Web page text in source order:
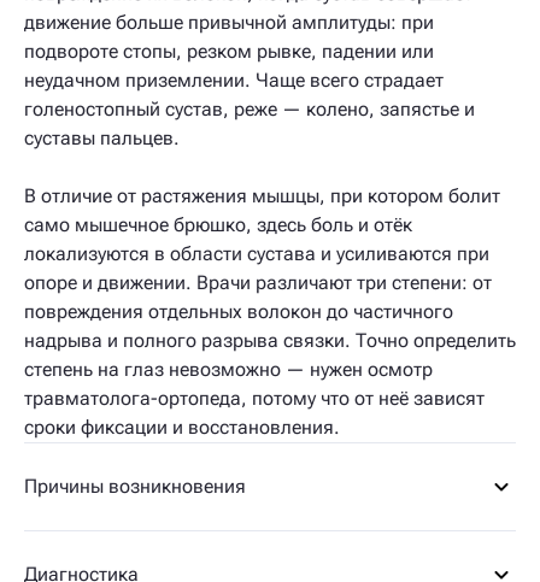
движение больше привычной амплитуды: при
подвороте стопы, резком рывке, падении или
неудачном приземлении. Чаще всего страдает
голеностопный сустав, реже — колено, запястье и
суставы пальцев.
В отличие от растяжения мышцы, при котором болит
само мышечное брюшко, здесь боль и отёк
локализуются в области сустава и усиливаются при
опоре и движении. Врачи различают три степени: от
повреждения отдельных волокон до частичного
надрыва и полного разрыва связки. Точно определить
степень на глаз невозможно — нужен осмотр
травматолога-ортопеда, потому что от неё зависят
сроки фиксации и восстановления.
Причины возникновения
Диагностика